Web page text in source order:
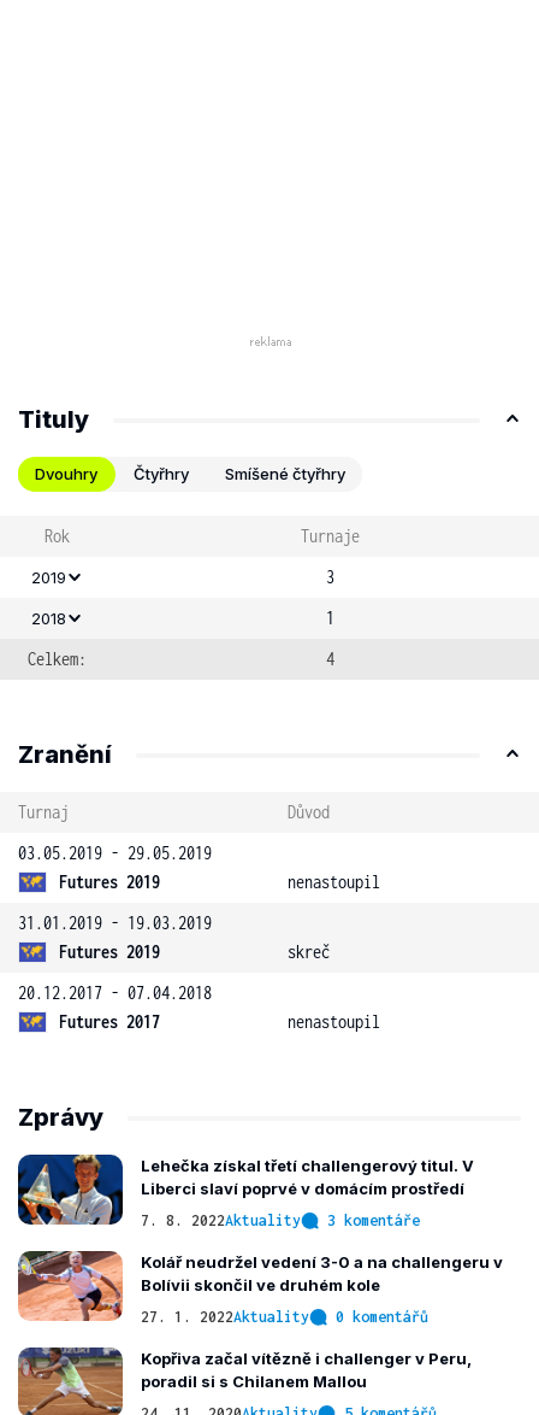
Tituly
Dvouhry Čtyřhry Smíšené čtyřhry
Rok Turnaje
2019 3
2018
1
Celkem:
4
Zranění
Turnaj
Důvod
03.05.2019 - 29.05.2019
Futures 2019
nenastoupil
31.01.2019 - 19.03.2019
Futures 2019
skreč
20.12.2017 - 07.04.2018
Futures 2017
nenastoupil
Zprávy
Lehečka získal třetí challengerový titul. V
Liberci slaví poprvé v domácím prostředí
7. 8. 2022Aktuality 3 komentáře
Kolář neudržel vedení 3-0 a na challengeru v
Bolívii skončil ve druhém kole
27. 1. 2022Aktuality 0 komentářů
Kopřiva začal vítězně i challenger v Peru,
poradil si s Chilanem Mallou